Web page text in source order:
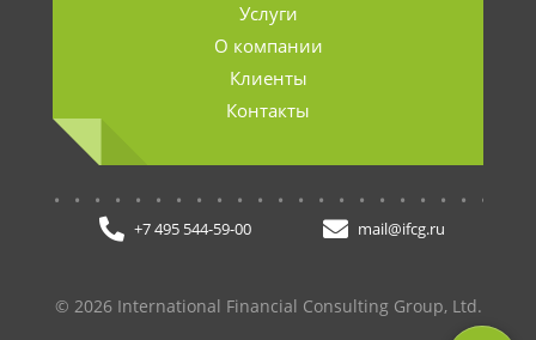
Услуги
О компании
Клиенты
Контакты
+7 495 544-59-00 mail@ifcg.ru
© 2026 International Financial Consulting Group, Ltd.